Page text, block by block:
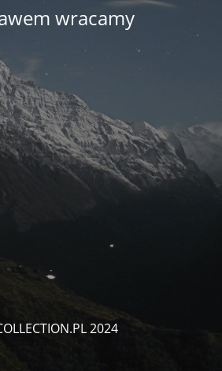
wracamy
2024